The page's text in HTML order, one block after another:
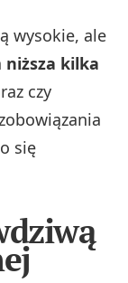
wysokie, ale
niższa kilka
czy
się